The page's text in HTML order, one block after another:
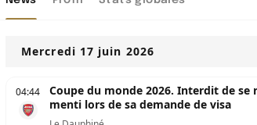
Mercredi 17 juin 2026
04:44
Coupe du monde 2026. Interdit de se
menti lors de sa demande de visa